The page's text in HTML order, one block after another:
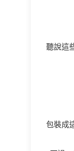
聽說這
包裝成